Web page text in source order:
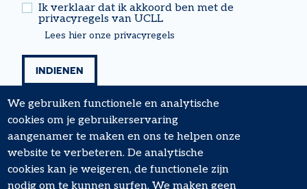
Ik verklaar dat ik akkoord ben met de
privacyregels van UCLL
Lees hier onze privacyregels
We gebruiken functionele en analytische
cookies om je gebruikerservaring
aangenamer te maken en ons te helpen onze
website te verbeteren. De analytische
cookies kan je weigeren, de functionele zijn
nodig om te kunnen surfen. We maken geen